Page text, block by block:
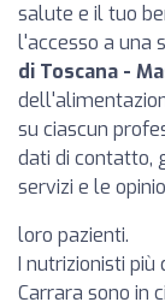
salute e il tuo
l'accesso a una
di Toscana -
su ciascun
dati di contatto,
servizi e le
loro pazienti.
I nutrizionisti più
Carrara sono in